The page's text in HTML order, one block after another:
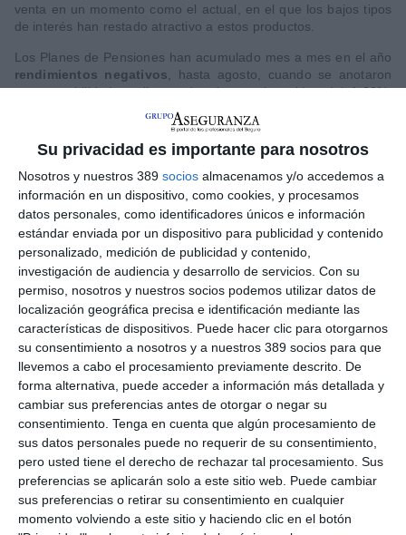
Su privacidad es importante para nosotros
Nosotros y nuestros 389 socios almacenamos y/o accedemos a
información en un dispositivo, como cookies, y procesamos
datos personales, como identificadores únicos e información
estándar enviada por un dispositivo para publicidad y contenido
personalizado, medición de publicidad y contenido,
investigación de audiencia y desarrollo de servicios. Con su
permiso, nosotros y nuestros socios podemos utilizar datos de
localización geográfica precisa e identificación mediante las
características de dispositivos. Puede hacer clic para otorgarnos
su consentimiento a nosotros y a nuestros 389 socios para que
llevemos a cabo el procesamiento previamente descrito. De
forma alternativa, puede acceder a información más detallada y
cambiar sus preferencias antes de otorgar o negar su
consentimiento. Tenga en cuenta que algún procesamiento de
sus datos personales puede no requerir de su consentimiento,
pero usted tiene el derecho de rechazar tal procesamiento. Sus
preferencias se aplicarán solo a este sitio web. Puede cambiar
sus preferencias o retirar su consentimiento en cualquier
momento volviendo a este sitio y haciendo clic en el botón
venta en un momento como el actual, en el que los bajos tipos
de interés han restado atractivo a estos productos.
Los Planes de Pensiones han acumulado mes a mes en el año
rendimientos negativos , hasta agosto, cuando se anotaron
una rentabilidad media ponderada anual positiva del 1,26%,
según las cifras de Inverco. Estos resultados pueden haber
influido en la evolución delnúmero de partícipes
Planes gestionados por las entidades aseguradoras, que
descendió un 3,8% en tasa interanual en el primer semestre
hasta los 3,7 millones, según los últimos datos deUnespa
Mientras, productos como losSialp , que nacieron de la misma
reforma fiscal que creó la ventana de liquidez de las Pensiones,
ganan adeptos a un ritmo del 243,8% en el mismo periodo.
LO ÚLTIMO
La verdad sobre la IA en el seguro: qué funciona ya y qué sigue